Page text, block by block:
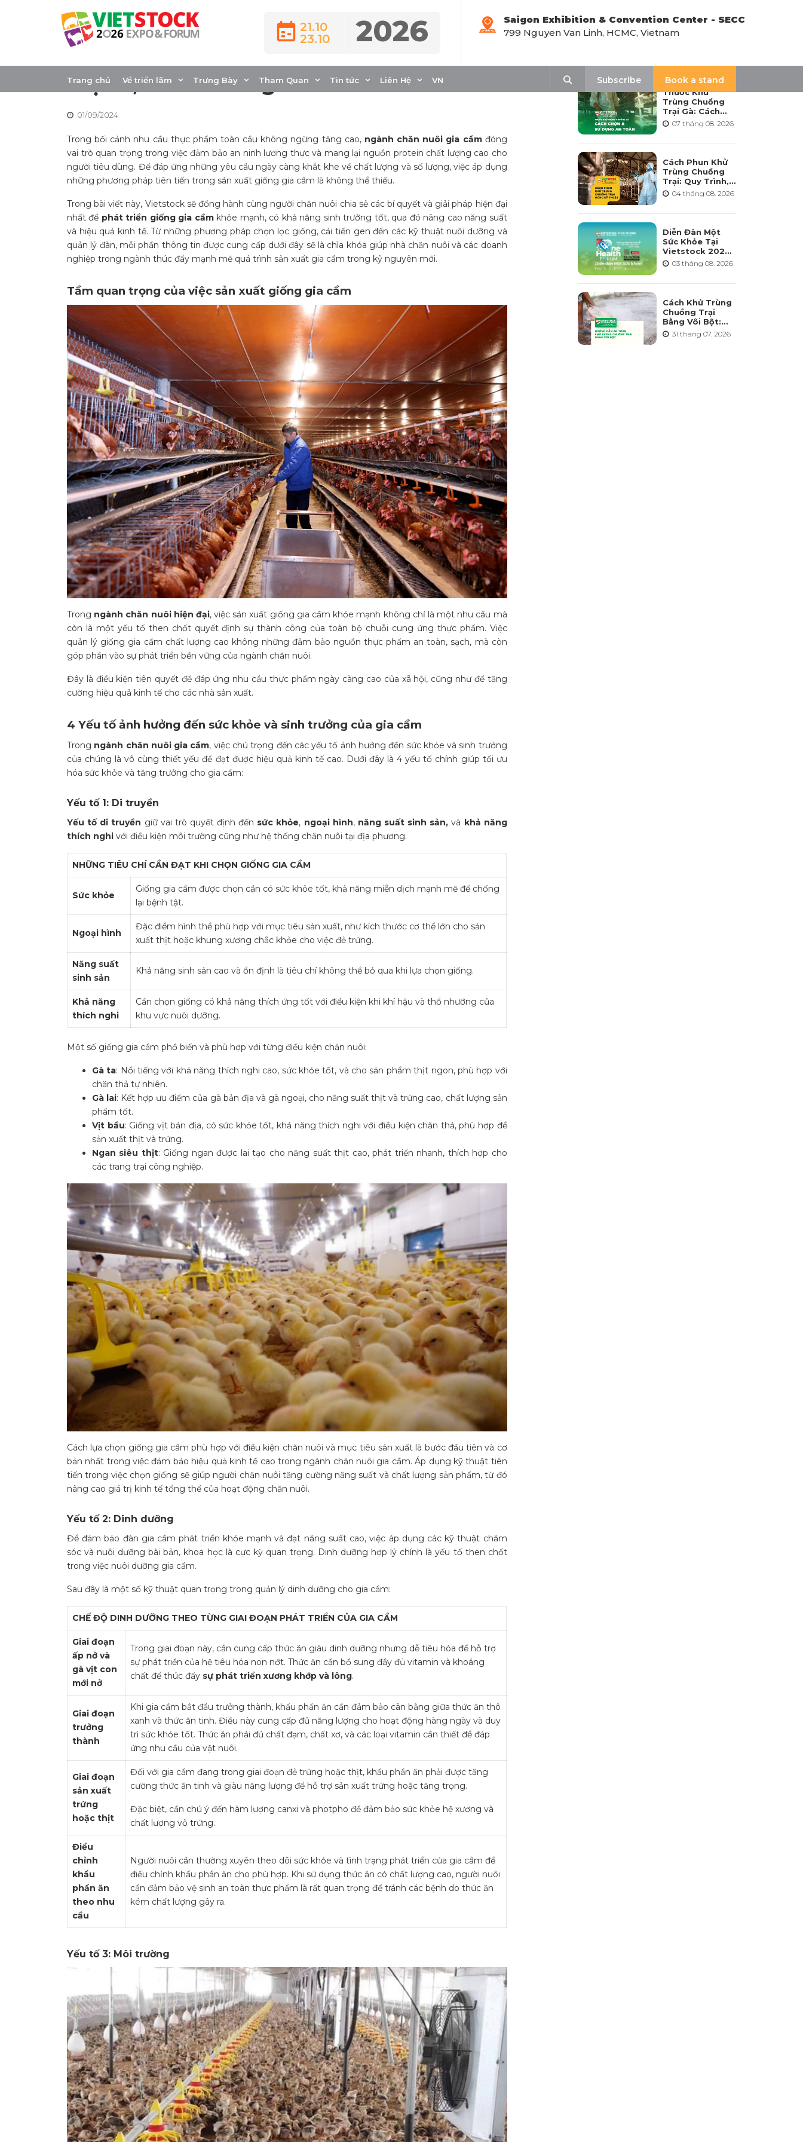
21.10
23.10
2026
Saigon Exhibition & Convention Center - SECC
799 Nguyen Van Linh, HCMC, Vietnam
Trang chủ Về triển lãm Trưng Bày Tham Quan Tin tức Liên Hệ VN
Subscribe
Book a stand
Bí quyết sản xuất giống gia cầm khỏe
mạnh, sinh trưởng tốt
01/09/2024
Trong bối cảnh nhu cầu thực phẩm toàn cầu không ngừng tăng cao, ngành chăn nuôi gia cầmđóng
vai trò quan trọng trong việc đảm bảo an ninh lương thực và mang lại nguồn protein chất lượng cao cho
người tiêu dùng. Để đáp ứng những yêu cầu ngày càng khắt khe về chất lượng và số lượng, việc áp dụng
những phương pháp tiên tiến trong sản xuất giống gia cầm là không thể thiếu.
Trong bài viết này, Vietstock sẽ đồng hành cùng người chăn nuôi chia sẻ các bí quyết và giải pháp hiện đại
nhất để phát triển giống gia cầmkhỏe mạnh, có khả năng sinh trưởng tốt, qua đó nâng cao năng suất
và hiệu quả kinh tế. Từ những phương pháp chọn lọc giống, cải tiến gen đến các kỹ thuật nuôi dưỡng và
quản lý đàn, mỗi phần thông tin được cung cấp dưới đây sẽ là chìa khóa giúp nhà chăn nuôi và các doanh
nghiệp trong ngành thúc đẩy mạnh mẽ quá trình sản xuất gia cầm trong kỷ nguyên mới.
Tầm quan trọng của việc sản xuất giống gia cầm
Trong ngành chăn nuôi hiện đại, việc sản xuất giống gia cầm khỏe mạnh không chỉ là một nhu cầu mà
còn là một yếu tố then chốt quyết định sự thành công của toàn bộ chuỗi cung ứng thực phẩm. Việc
quản lý giống gia cầm chất lượng cao không những đảm bảo nguồn thực phẩm an toàn, sạch, mà còn
góp phần vào sự phát triển bền vững của ngành chăn nuôi.
Đây là điều kiện tiên quyết để đáp ứng nhu cầu thực phẩm ngày càng cao của xã hội, cũng như để tăng
cường hiệu quả kinh tế cho các nhà sản xuất.
4 Yếu tố ảnh hưởng đến sức khỏe và sinh trưởng của gia cầm
Trong ngành chăn nuôi gia cầm, việc chú trọng đến các yếu tố ảnh hưởng đến sức khỏe và sinh trưởng
của chúng là vô cùng thiết yếu để đạt được hiệu quả kinh tế cao. Dưới đây là 4 yếu tố chính giúp tối ưu
hóa sức khỏe và tăng trưởng cho gia cầm:
Yếu tố 1: Di truyền
Yếu tố di truyền giữ vai trò quyết định đến sức khỏe, ngoại hình, năng suất sinh sản, và khả năng
thích nghi với điều kiện môi trường cũng như hệ thống chăn nuôi tại địa phương.
NHỮNG TIÊU CHÍ CẦN ĐẠT KHI CHỌN GIỐNG GIA CẦM
Sức khỏe
Giống gia cầm được chọn cần có sức khỏe tốt, khả năng miễn dịch mạnh mẽ để chống
lại bệnh tật.
Ngoại hình
Đặc điểm hình thể phù hợp với mục tiêu sản xuất, như kích thước cơ thể lớn cho sản
xuất thịt hoặc khung xương chắc khỏe cho việc đẻ trứng.
Năng suất
sinh sản
Khả năng sinh sản cao và ổn định là tiêu chí không thể bỏ qua khi lựa chọn giống.
Khả năng
thích nghi
Cần chọn giống có khả năng thích ứng tốt với điều kiện khi khí hậu và thổ nhưỡng của
khu vực nuôi dưỡng.
Một số giống gia cầm phổ biến và phù hợp với từng điều kiện chăn nuôi:
Gà ta: Nổi tiếng với khả năng thích nghi cao, sức khỏe tốt, và cho sản phẩm thịt ngon, phù hợp với
chăn thả tự nhiên.
Gà lai: Kết hợp ưu điểm của gà bản địa và gà ngoại, cho năng suất thịt và trứng cao, chất lượng sản
phẩm tốt.
Vịt bầu: Giống vịt bản địa, có sức khỏe tốt, khả năng thích nghi với điều kiện chăn thả, phù hợp để
sản xuất thịt và trứng.
Ngan siêu thịt: Giống ngan được lai tạo cho năng suất thịt cao, phát triển nhanh, thích hợp cho
các trang trại công nghiệp.
Cách lựa chọn giống gia cầm phù hợp với điều kiện chăn nuôi và mục tiêu sản xuất là bước đầu tiên và cơ
bản nhất trong việc đảm bảo hiệu quả kinh tế cao trong ngành chăn nuôi gia cầm. Áp dụng kỹ thuật tiên
tiến trong việc chọn giống sẽ giúp người chăn nuôi tăng cường năng suất và chất lượng sản phẩm, từ đó
nâng cao giá trị kinh tế tổng thể của hoạt động chăn nuôi.
Yếu tố 2: Dinh dưỡng
Để đảm bảo đàn gia cầm phát triển khỏe mạnh và đạt năng suất cao, việc áp dụng các kỹ thuật chăm
sóc và nuôi dưỡng bài bản, khoa học là cực kỳ quan trọng. Dinh dưỡng hợp lý chính là yếu tố then chốt
trong việc nuôi dưỡng gia cầm.
Sau đây là một số kỹ thuật quan trọng trong quản lý dinh dưỡng cho gia cầm:
CHẾ ĐỘ DINH DƯỠNG THEO TỪNG GIAI ĐOẠN PHÁT TRIỂN CỦA GIA CẦM
Giai đoạn
ấp nở và
gà vịt con
mới nở
Trong giai đoạn này, cần cung cấp thức ăn giàu dinh dưỡng nhưng dễ tiêu hóa để hỗ trợ
sự phát triển của hệ tiêu hóa non nớt. Thức ăn cần bổ sung đầy đủ vitamin và khoáng
chất để thúc đẩy sự phát triển xương khớp và lông.
Giai đoạn
trưởng
thành
Khi gia cầm bắt đầu trưởng thành, khẩu phần ăn cần đảm bảo cân bằng giữa thức ăn thô
xanh và thức ăn tinh. Điều này cung cấp đủ năng lượng cho hoạt động hàng ngày và duy
trì sức khỏe tốt. Thức ăn phải đủ chất đạm, chất xơ, và các loại vitamin cần thiết để đáp
ứng nhu cầu của vật nuôi.
Giai đoạn
sản xuất
trứng
hoặc thịt
Đối với gia cầm đang trong giai đoạn đẻ trứng hoặc thịt, khẩu phần ăn phải được tăng
cường thức ăn tinh và giàu năng lượng để hỗ trợ sản xuất trứng hoặc tăng trọng.
Đặc biệt, cần chú ý đến hàm lượng canxi và photpho để đảm bảo sức khỏe hệ xương và
chất lượng vỏ trứng.
Điều
chỉnh
khẩu
phần ăn
theo nhu
cầu
Người nuôi cần thường xuyên theo dõi sức khỏe và tình trạng phát triển của gia cầm để
điều chỉnh khẩu phần ăn cho phù hợp. Khi sử dụng thức ăn có chất lượng cao, người nuôi
cần đảm bảo vệ sinh an toàn thực phẩm là rất quan trọng để tránh các bệnh do thức ăn
kém chất lượng gây ra.
Yếu tố 3: Môi trường
Thuốc Khử
Trùng Chuồng
Trại Gà: Cách
Chọn, Pha Và Sử
Dụng An Toàn
07 tháng 08. 2026
Cách Phun Khử
Trùng Chuồng
Trại: Quy Trình,
Tần Suất Và Lưu
Ý Khi Sử Dụng
04 tháng 08. 2026
Diễn Đàn Một
Sức Khỏe Tại
Vietstock 2026:
Hướng Tới Phát
Triển Ngành
03 tháng 08. 2026
Cách Khử Trùng
Chuồng Trại
Bằng Vôi Bột:
Cách Rải, Thời
Điểm Và Những
31 tháng 07. 2026